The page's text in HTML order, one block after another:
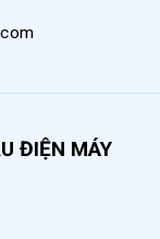
ĐIỆN MÁY